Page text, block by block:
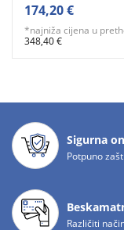
174,20 €
*najniža cijena u
348,40 €
Sigurna
Potpuno
Različiti